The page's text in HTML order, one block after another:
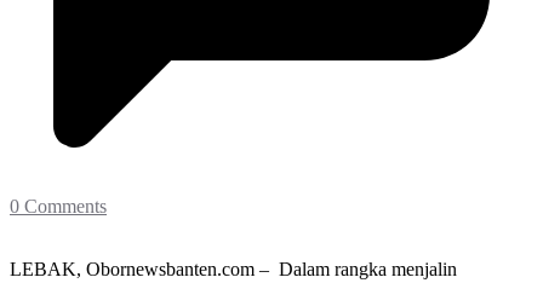
0 Comments
LEBAK, Obornewsbanten.com – Dalam rangka menjalin